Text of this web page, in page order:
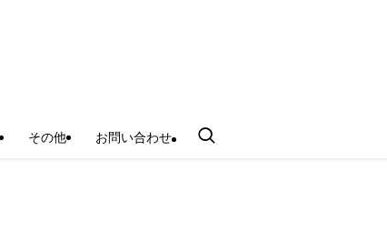
その他 お問い合わせ